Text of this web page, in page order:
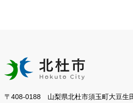
〒408-0188 山梨県北杜市須玉町大豆生